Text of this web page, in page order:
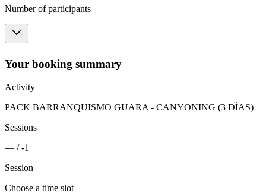
Number of participants
Your booking summary
Activity
PACK BARRANQUISMO GUARA - CANYONING (3 DÍAS)
Sessions
— /-1
Session
Choose a time slot